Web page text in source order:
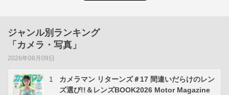
ジャンル別ランキング
「カメラ・写真」
2026年08月09日
1
カメラマン リターンズ＃17 間違いだらけのレン
ズ選び!!＆レンズBOOK2026 Motor Magazine